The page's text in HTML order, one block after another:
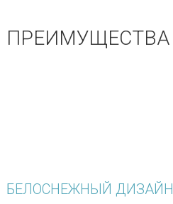
ПРЕИМУЩЕСТВА
БЕЛОСНЕЖНЫЙ ДИЗАЙН